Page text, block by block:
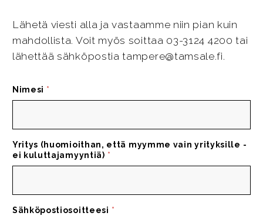
Lähetä viesti alla ja vastaamme niin pian kuin
mahdollista. Voit myös soittaa 03-3124 4200 tai
lähettää sähköpostia tampere@tamsale.fi.
Nimesi *
Yritys (huomioithan, että myymme vain yrityksille -
ei kuluttajamyyntiä) *
Sähköpostiosoitteesi *